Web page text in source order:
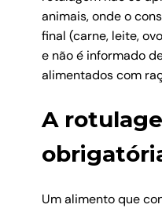
animais, onde o
final (carne, leite,
e não é informado
alimentados com
A
Um alimento que